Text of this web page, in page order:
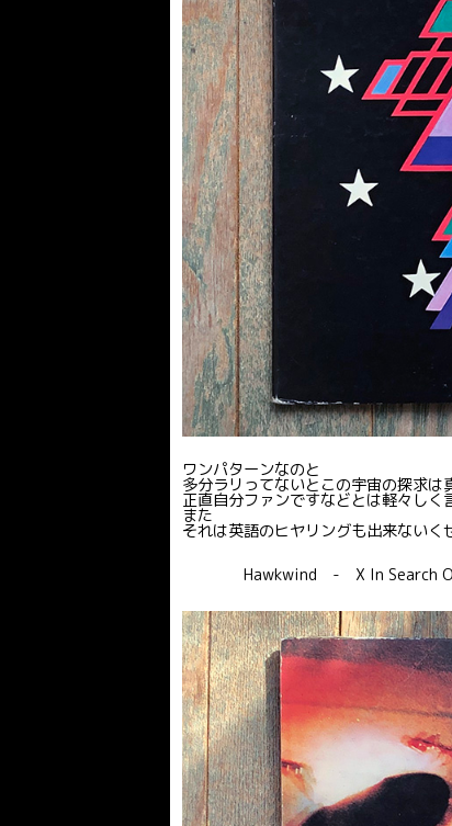
ワンパターンなのと
多分ラリってないとこの宇宙の探求
正直自分ファンですなどとは軽々しく
また
それは英語のヒヤリングも出来ないく
Hawkwind - X In Search Of